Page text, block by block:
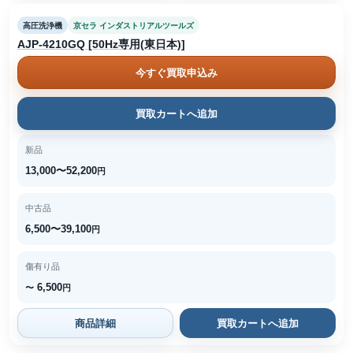
高圧洗浄機 京セラ インダストリアルツールズ
AJP-4210GQ [50Hz専用(東日本)]
今すぐ買取申込み
買取カートへ追加
新品
13,000〜52,200円
中古品
6,500〜39,100円
傷有り品
〜 6,500円
商品詳細 買取カートへ追加